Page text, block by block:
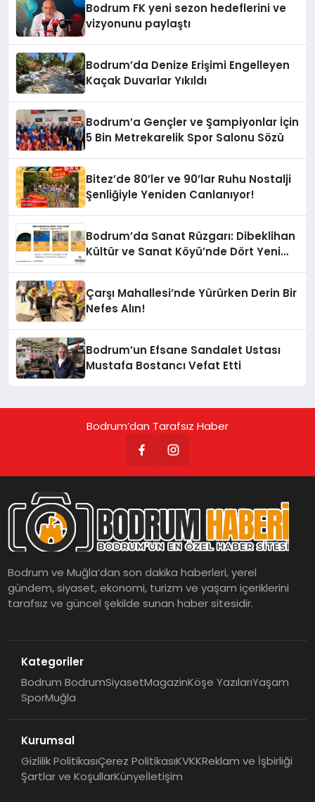
Bodrum FK yeni sezon hedeflerini ve
vizyonunu paylaştı
Bodrum’da Denize Erişimi Engelleyen
Kaçak Duvarlar Yıkıldı
Bodrum’a Gençler ve Şampiyonlar İçin
5 Bin Metrekarelik Spor Salonu Sözü
Bitez’de 80’ler ve 90’lar Ruhu Nostalji
Şenliğiyle Yeniden Canlanıyor!
Bodrum’da Sanat Rüzgarı: Dibeklihan
Kültür ve Sanat Köyü’nde Dört Yeni
Çarşı Mahallesi’nde Yürürken Derin Bir
Nefes Alın!
Bodrum’un Efsane Sandalet Ustası
Mustafa Bostancı Vefat Etti
Bodrum’dan Tarafsız Haber
Bodrum ve Muğla’dan son dakika haberleri, yerel
gündem, siyaset, ekonomi, turizm ve yaşam içeriklerini
tarafsız ve güncel şekilde sunan haber sitesidir.
Kategoriler
Bodrum BodrumSiyasetMagazinKöşe YazılarıYaşam
SporMuğla
Kurumsal
Gizlilik PolitikasıÇerez PolitikasıKVKKReklam ve İşbirliği
Şartlar ve KoşullarKünyeİletişim